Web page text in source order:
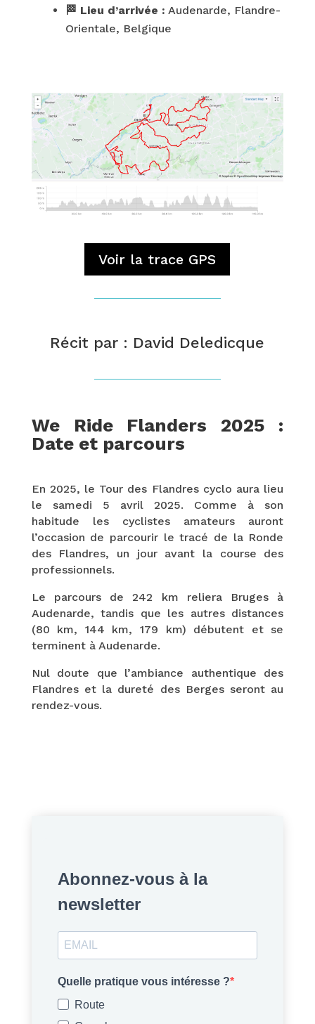
🏁 Lieu d’arrivée : Audenarde, Flandre-
Orientale, Belgique
Voir la trace GPS
Récit par : David Deledicque
We Ride Flanders 2025 :
Date et parcours
En 2025, le Tour des Flandres cyclo aura lieu
le samedi 5 avril 2025. Comme à son
habitude les cyclistes amateurs auront
l’occasion de parcourir le tracé de la Ronde
des Flandres, un jour avant la course des
professionnels.
Le parcours de 242 km reliera Bruges à
Audenarde, tandis que les autres distances
(80 km, 144 km, 179 km) débutent et se
terminent à Audenarde.
Nul doute que l’ambiance authentique des
Flandres et la dureté des Berges seront au
rendez-vous.
Abonnez-vous à la
newsletter
Quelle pratique vous intéresse ?
Route